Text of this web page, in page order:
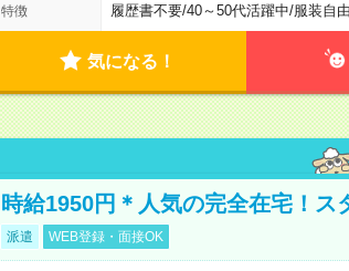
特徴 履歴書不要/40～50代活躍中/服装自由
気になる！
時給1950円＊人気の完全在宅！ス
派遣 WEB登録・面接OK